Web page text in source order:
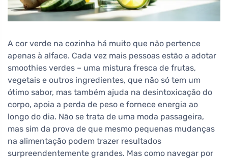
A cor verde na cozinha há muito que não pertence
apenas à alface. Cada vez mais pessoas estão a adotar
smoothies verdes – uma mistura fresca de frutas,
vegetais e outros ingredientes, que não só tem um
ótimo sabor, mas também ajuda na desintoxicação do
corpo, apoia a perda de peso e fornece energia ao
longo do dia. Não se trata de uma moda passageira,
mas sim da prova de que mesmo pequenas mudanças
na alimentação podem trazer resultados
surpreendentemente grandes. Mas como navegar por